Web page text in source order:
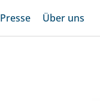
Presse Über uns